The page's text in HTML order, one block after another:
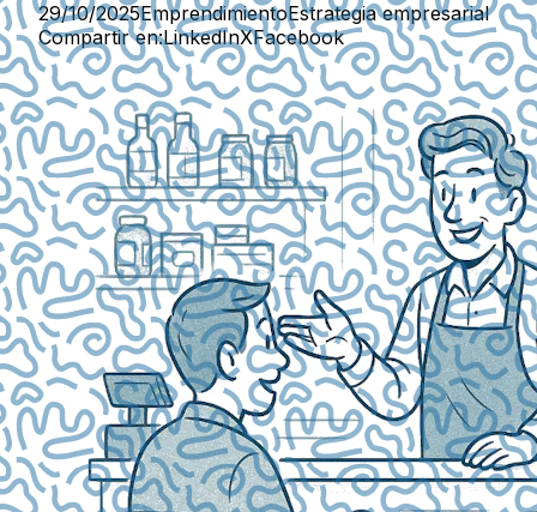
29/10/2025EmprendimientoEstrategia empresarial
Compartir en:LinkedInXFacebook